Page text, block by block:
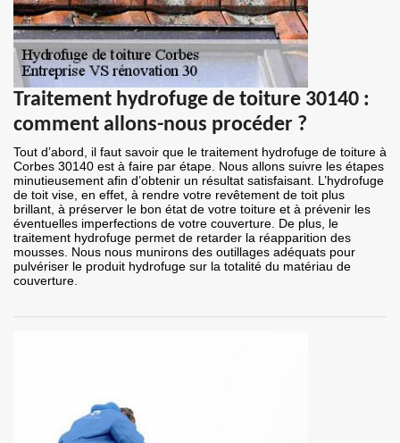
Traitement hydrofuge de toiture 30140 :
comment allons-nous procéder ?
Tout d’abord, il faut savoir que le traitement hydrofuge de toiture à
Corbes 30140 est à faire par étape. Nous allons suivre les étapes
minutieusement afin d’obtenir un résultat satisfaisant. L’hydrofuge
de toit vise, en effet, à rendre votre revêtement de toit plus
brillant, à préserver le bon état de votre toiture et à prévenir les
éventuelles imperfections de votre couverture. De plus, le
traitement hydrofuge permet de retarder la réapparition des
mousses. Nous nous munirons des outillages adéquats pour
pulvériser le produit hydrofuge sur la totalité du matériau de
couverture.